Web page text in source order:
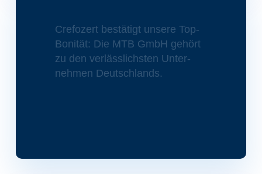
Crefozert bestätigt unsere Top-
Bonität: Die MTB GmbH gehört
zu den ver­läs­slichsten Unter­
nehmen Deutschlands.